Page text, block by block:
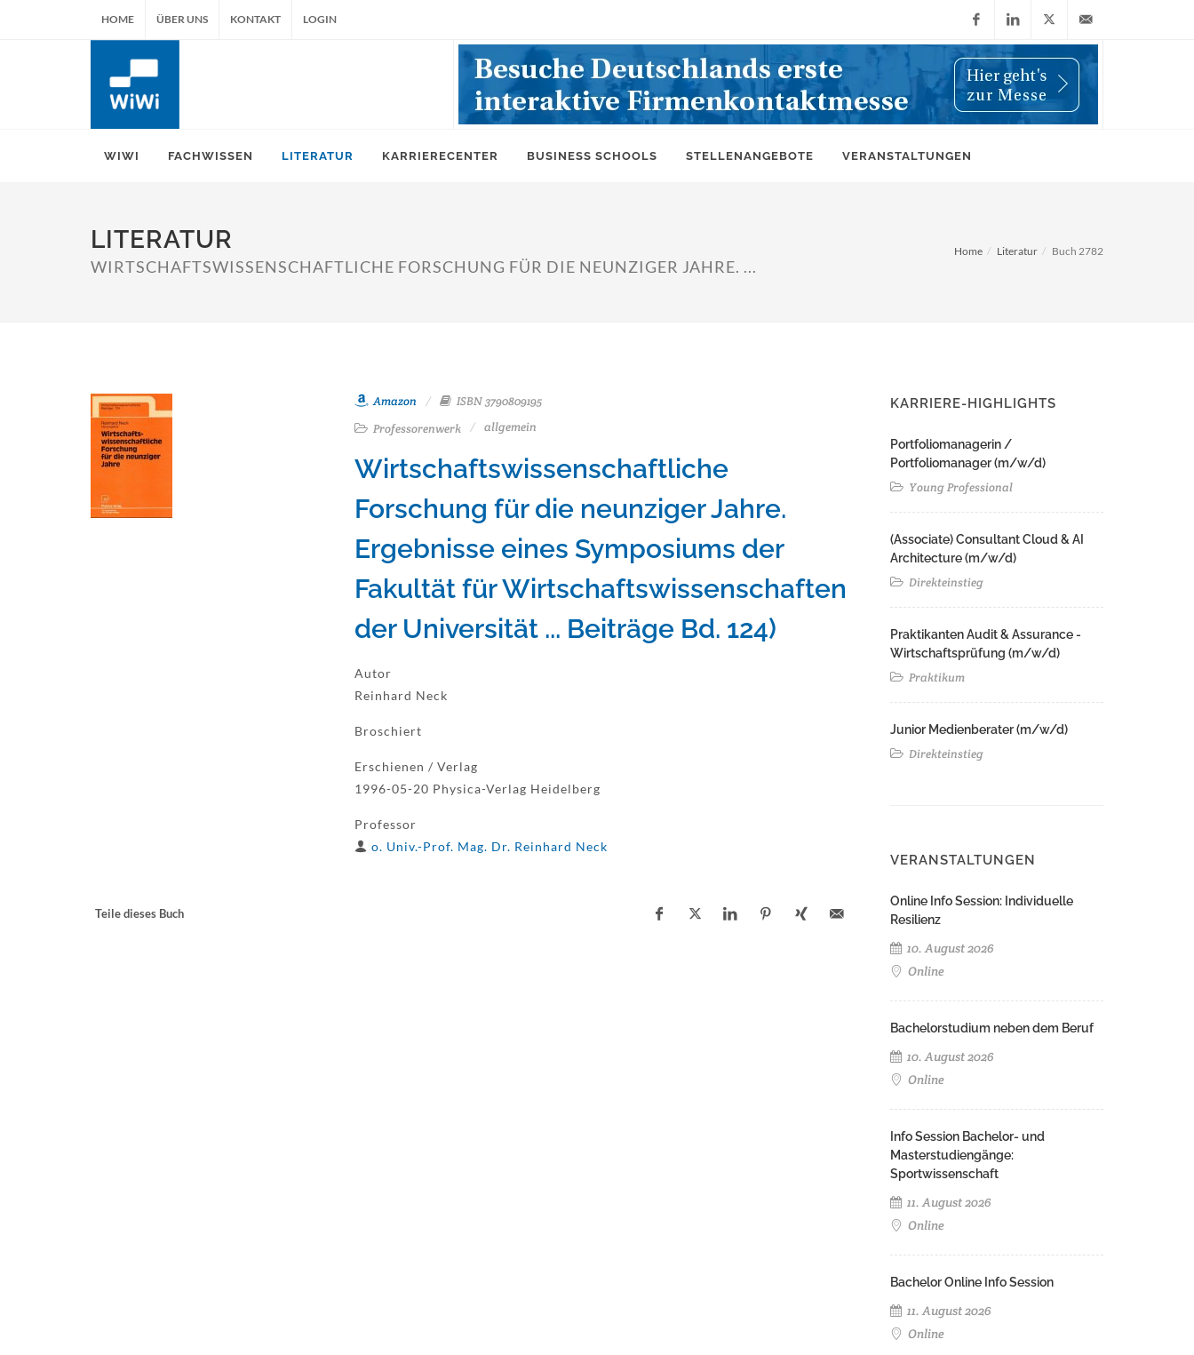
HOME ÜBER UNS KONTAKT LOGIN
FacebookLinkedIn
X
(Twitter)
info@wiwi-
WIWI FACHWISSEN LITERATUR KARRIERECENTER BUSINESS SCHOOLS STELLENANGEBOTE VERANSTALTUNGEN
LITERATUR
WIRTSCHAFTSWISSENSCHAFTLICHE FORSCHUNG FÜR DIE NEUNZIGER JAHRE. ...
Home Literatur Buch 2782
Amazon
ISBN 3790809195
Professorenwerk
allgemein
Wirtschaftswissenschaftliche
Forschung für die neunziger Jahre.
Ergebnisse eines Symposiums der
Fakultät für Wirtschaftswissenschaften
der Universität ... Beiträge Bd. 124)
Autor
Reinhard Neck
Broschiert
Erschienen / Verlag
1996-05-20 Physica-Verlag Heidelberg
Professor
o. Univ.-Prof. Mag. Dr. Reinhard Neck
Teile dieses Buch
KARRIERE-HIGHLIGHTS
Portfoliomanagerin /
Portfoliomanager (m/w/d)
Young Professional
(Associate) Consultant Cloud & AI
Architecture (m/w/d)​ ​
Direkteinstieg
Praktikanten Audit & Assurance -
Wirtschaftsprüfung (m/w/d)
Praktikum
Junior Medienberater (m/w/d)
Direkteinstieg
VERANSTALTUNGEN
Online Info Session: Individuelle
Resilienz
10. August 2026
Online
Bachelorstudium neben dem Beruf
10. August 2026
Online
Info Session Bachelor- und
Masterstudiengänge:
Sportwissenschaft
11. August 2026
Online
Bachelor Online Info Session
11. August 2026
Online